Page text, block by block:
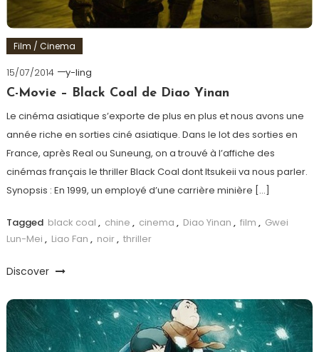
Film / Cinema
15/07/2014
y-ling
C-Movie – Black Coal de Diao Yinan
Le cinéma asiatique s’exporte de plus en plus et nous avons une
année riche en sorties ciné asiatique. Dans le lot des sorties en
France, après Real ou Suneung, on a trouvé à l’affiche des
cinémas français le thriller Black Coal dont Itsukeii va nous parler.
Synopsis : En 1999, un employé d’une carrière minière […]
Tagged black coal , chine , cinema , Diao Yinan , film , Gwei
Lun-Mei , Liao Fan , noir, thriller
Discover